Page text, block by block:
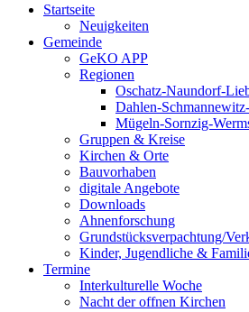
Startseite
Neuigkeiten
Gemeinde
GeKO APP
Regionen
Oschatz-Naundorf-
Dahlen-
Mügeln-Sornzig-
Gruppen & Kreise
Kirchen & Orte
Bauvorhaben
digitale Angebote
Downloads
Ahnenforschung
Grundstücks­verpachtung/
Kinder, Jugendliche &
Termine
Interkulturelle Woche
Nacht der offnen Kirchen